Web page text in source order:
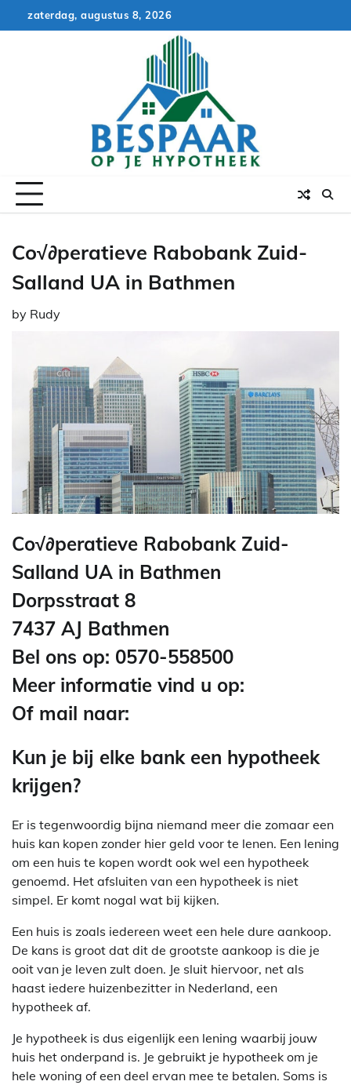
to
zaterdag, augustus 8, 2026
Co√∂peratieve Rabobank Zuid-
Salland UA in Bathmen
by Rudy
Co√∂peratieve Rabobank Zuid-
Salland UA in Bathmen
Dorpsstraat 8
7437 AJ Bathmen
Bel ons op: 0570-558500
Meer informatie vind u op:
Of mail naar:
Kun je bij elke bank een hypotheek
krijgen?
Er is tegenwoordig bijna niemand meer die zomaar een
huis kan kopen zonder hier geld voor te lenen. Een lening
om een huis te kopen wordt ook wel een hypotheek
genoemd. Het afsluiten van een hypotheek is niet
simpel. Er komt nogal wat bij kijken.
Een huis is zoals iedereen weet een hele dure aankoop.
De kans is groot dat dit de grootste aankoop is die je
ooit van je leven zult doen. Je sluit hiervoor, net als
haast iedere huizenbezitter in Nederland, een
hypotheek af.
Je hypotheek is dus eigenlijk een lening waarbij jouw
huis het onderpand is. Je gebruikt je hypotheek om je
hele woning of een deel ervan mee te betalen. Soms is